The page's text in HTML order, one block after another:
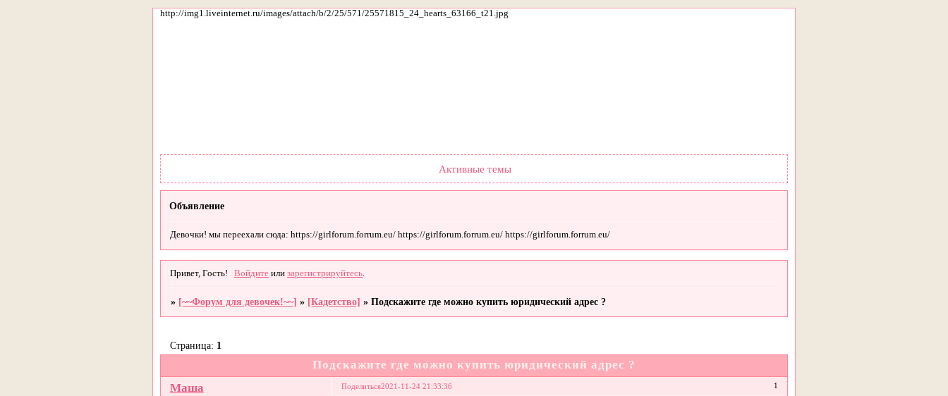
http://img1.liveinternet.ru/images/attach/b/2/25/571/25571815_24_hearts_63166_t21.jpg
Активные темы
Объявление
Девочки! мы переехали сюда: https://girlforum.forrum.eu/ https://girlforum.forrum.eu/ https://girlforum.forrum.eu/
Привет, Гость! Войдите илизарегистрируйтесь
» [~~Форум для девочек!~~] » [Кадетство] »Подскажите где можно купить юридический адрес ?
Подскажите где можно купить юридический адрес ?
Страница: 1
Поделиться 1
2021-11-24 21:33:36
Маша